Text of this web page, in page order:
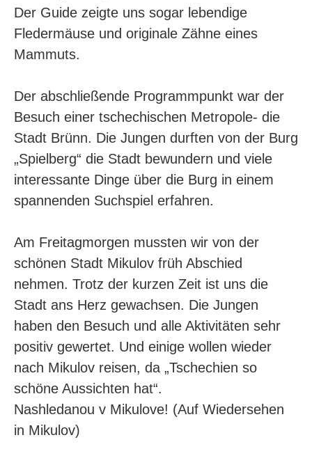
Der Guide zeigte uns sogar lebendige
Fledermäuse und originale Zähne eines
Mammuts.
Der abschließende Programmpunkt war der
Besuch einer tschechischen Metropole- die
Stadt Brünn. Die Jungen durften von der Burg
„Spielberg“ die Stadt bewundern und viele
interessante Dinge über die Burg in einem
spannenden Suchspiel erfahren.
Am Freitagmorgen mussten wir von der
schönen Stadt Mikulov früh Abschied
nehmen. Trotz der kurzen Zeit ist uns die
Stadt ans Herz gewachsen. Die Jungen
haben den Besuch und alle Aktivitäten sehr
positiv gewertet. Und einige wollen wieder
nach Mikulov reisen, da „Tschechien so
schöne Aussichten hat“.
Nashledanou v Mikulove! (Auf Wiedersehen
in Mikulov)